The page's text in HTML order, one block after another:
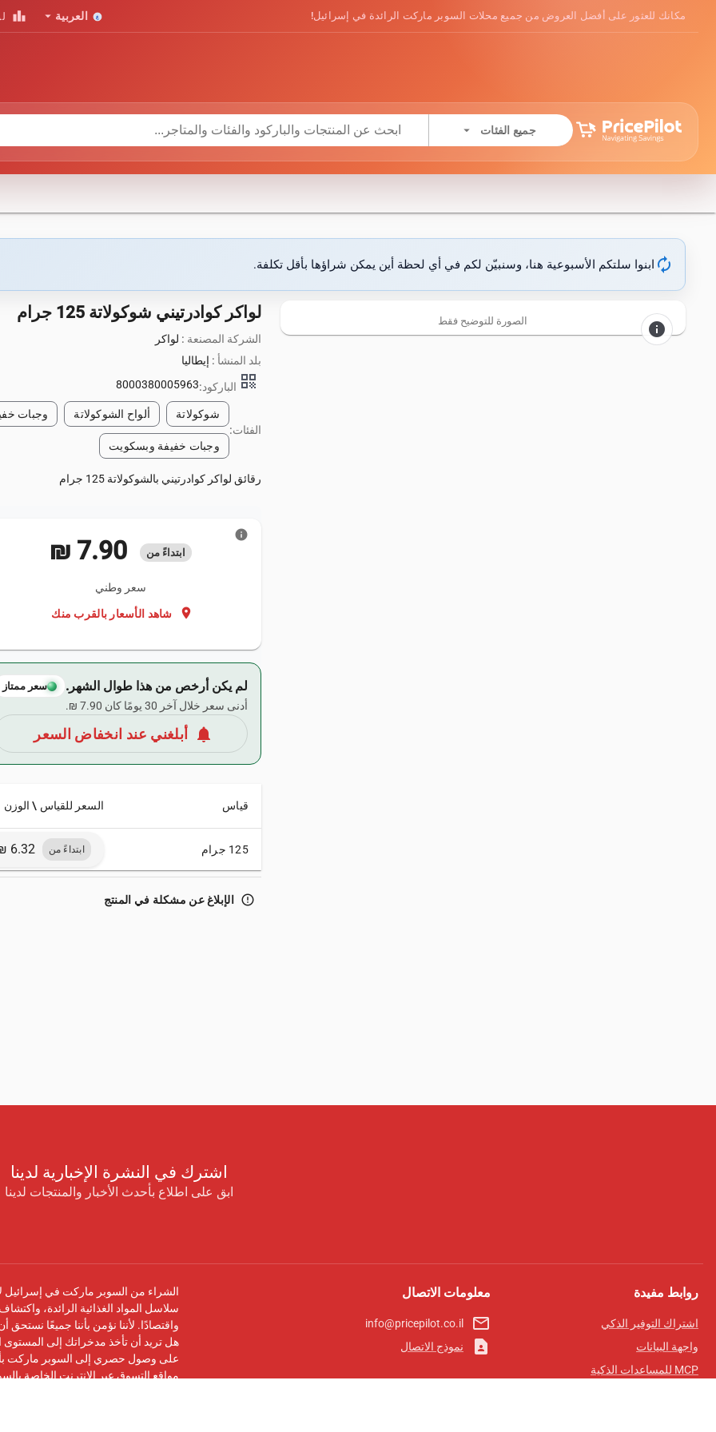
مكانك للعثور على أفضل العروض من جميع محلات السوبر ماركت الرائدة في إسرائيل! العربية arrow_drop_down
leaderboard
جميع الفئات arrow_drop_down
autorenew ابنوا سلتكم الأسبوعية هنا، وسنبيّن لكم في أي لحظة أين يمكن شراؤها بأقل تكلفة.
info الصورة للتوضيح فقط لواكر كوادرتيني شوكولاتة 125 جرام
الشركة المصنعة : لواكر
بلد المنشأ : إيطاليا
qr_code الباركود:8000380005963
الفئات:
شوكولاتة ألواح الشوكولاتة وجبات
وجبات خفيفة وبسكويت
رقائق لواكر كوادرتيني بالشوكولاتة 125 جرام
ابتداءً من ‏7.90 ₪
سعر وطني
location_on شاهد الأسعار بالقرب منك
info
لم يكن أرخص من هذا طوال الشهر. سعر ممتاز
أدنى سعر خلال آخر 30 يومًا كان ‏7.90 ₪.
notifications أبلغني عند انخفاض السعر
قياس السعر للقياس \ الوزن
125 جرام ابتداءً من
error_outline الإبلاغ عن مشكلة في المنتج
اشترك في النشرة الإخبارية لدينا
ابق على اطلاع بأحدث الأخبار والمنتجات لدينا
روابط مفيدة
اشتراك التوفير الذكي
واجهة البيانات
MCP للمساعدات الذكية
معلومات الاتصال
mail_outline
info@pricepilot.co.il
contact_page نموذج الاتصال
الشراء من السوبر ماركت في إسرائيل
سلاسل المواد الغذائية الرائدة،
واقتصادًا. لأننا نؤمن بأننا جميعًا
هل تريد أن تأخذ مدخراتك إلى المستوى
على وصول حصري إلى السوبر ماركت
مواقع التسوق عبر الإنترنت الخاصة